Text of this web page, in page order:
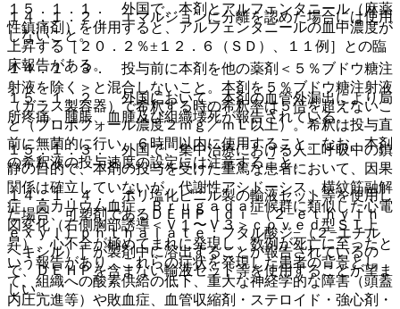
１５．１．１． 外国で、本剤とアルフェンタニール（麻薬
性鎮痛剤）を併用すると、アルフェンタニールの血中濃度が
上昇する［２０．２％±１２．６（ＳＤ）、１１例］との臨
床報告がある。
１５．１．２． 外国において、本剤の血管外漏出により局
所疼痛、腫脹、血腫及び組織壊死が報告されている。
１５．１．３． 外国で、集中治療における人工呼吸中の鎮
静の目的で、本剤の投与を受けた重篤な患者において、因果
関係は確立していないが、代謝性アシドーシス、横紋筋融解
症、高カリウム血症、Ｂｒｕｇａｄａ症候群に類似した心電
図変化（右側胸部誘導＜Ｖ１〜Ｖ３＞ｃｏｖｅｄ型ＳＴ上
昇）、心不全が極めてまれに発現し、数例が死亡に至ったと
いう報告があり、これらの症状を発現した患者の背景とし
て、組織への酸素供給の低下、重大な神経学的な障害（頭蓋
内圧亢進等）や敗血症、血管収縮剤・ステロイド・強心剤・
１４．１．２． エマルジョンに分離を認めた場合には使用
しないこと。
１４．１．３． 投与前に本剤を他の薬剤＜５％ブドウ糖注
射液を除く＞と混合しないこと。本剤を５％ブドウ糖注射液
（ガラス製容器）で希釈する時の希釈率は５倍を超えないこ
と（プロポフォール濃度２ｍｇ／ｍＬ以上）。希釈は投与直
前に無菌的に行い、６時間以内に使用すること。なお、本剤
の希釈液の投与速度の設定には注意すること。
１４．１．４． ポリ塩化ビニル製の輸液セット等を使用し
た場合、可塑剤であるＤＥＨＰ［ｄｉ−（２−ｅｔｈｙｌｈ
ｅｘｙｌ）ｐｈｔｈａｌａｔｅ；フタル酸ジ−（２−エチル
ヘキシル）］が製剤中に溶出することが報告されているの
で、ＤＥＨＰを含まない輸液セット等を使用することが望ま
しい。